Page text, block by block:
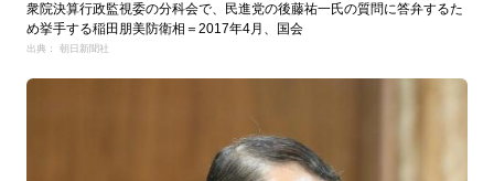
衆院決算行政監視委の分科会で、民進党の後藤祐一氏の質問に答弁するた
め挙手する稲田朋美防衛相＝2017年4月、国会
出典： 朝日新聞社